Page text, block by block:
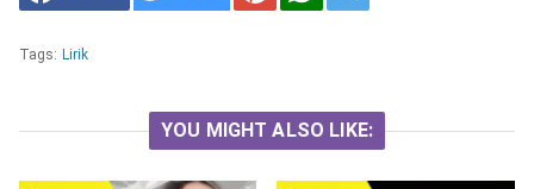
Tags: Lirik
YOU MIGHT ALSO LIKE: